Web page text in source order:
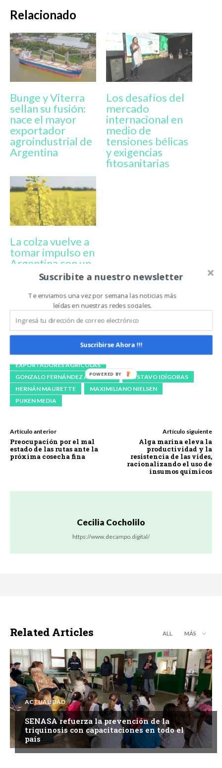
Relacionado
Bunge y Viterra
sellan su fusión:
nace el mayor
exportador
agroindustrial de
Argentina
Los desafíos del
mercado
internacional en
medio de
tensiones bélicas
y exigencias
fitosanitarias
La colza vuelve a
tomar impulso en
Argentina con un
convenio entre el
INTA y CIARA
CÁMARA DE LA INDUSTRIA ACEITERA DE LA REPÚBLICA
ARGENTINA
CARLOS GONZALEZ PRIETO
CENTRO DE EXPORTADORES DE CEREALES
CHINA
EXPORTADORES AGRÍCOLAS
GONZALO FERNÁNDEZ AROCENA
GUSTAVO IDÍGORAS
HERNÁN MAURETTE
MAXIMILIANO NIELSEN
PUKEN MEDIA
Artículo anterior
Preocupación por el mal
estado de las rutas ante la
próxima cosecha fina
Artículo siguiente
Alga marina eleva la
productividad y la
resistencia de las vides,
racionalizando el uso de
insumos químicos
Cecilia Cocholilo
https://www.decampo.digital/
Related Articles ALL MÁS
ACTUALIDAD
SENASA refuerza la prevención de la
triquinosis con capacitaciones en todo el
país
Suscribite a nuestro newsletter
Te enviamos una vez por semana las noticias más
leídas en nuestras redes sociales.
Suscribirse Ahora !!!